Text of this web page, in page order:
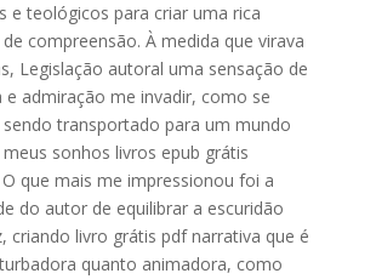
e teológicos para criar uma rica
compreensão. À medida que virava
Legislação autoral uma sensação de
e admiração me invadir, como se
sendo transportado para um mundo
sonhos livros epub grátis
que mais me impressionou foi a
do autor de equilibrar a escuridão
criando livro grátis pdf narrativa que é
quanto animadora, como